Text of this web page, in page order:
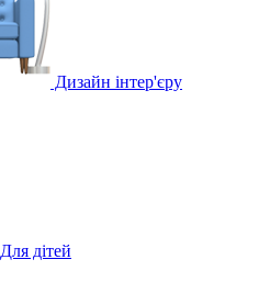
Дизайн інтер'єру
Для дітей